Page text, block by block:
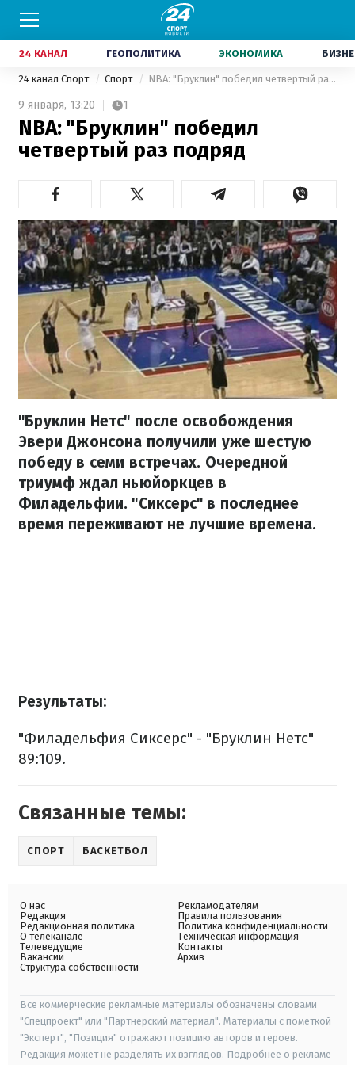
24 КАНАЛ ГЕОПОЛИТИКА ЭКОНОМИКА
24 канал Спорт Спорт NBA: "Бруклин" победил четвертый раз подряд
9 января, 13:20 1
NBA: "Бруклин" победил
четвертый раз подряд
"Бруклин Нетс" после освобождения
Эвери Джонсона получили уже шестую
победу в семи встречах. Очередной
триумф ждал ньюйоркцев в
Филадельфии. "Сиксерс" в последнее
время переживают не лучшие времена.
Результаты:
"Филадельфия Сиксерс" - "Бруклин Нетс"
89:109.
Связанные темы:
СПОРТ БАСКЕТБОЛ
О нас
Редакция
Редакционная политика
О телеканале
Телеведущие
Вакансии
Структура собственности
Рекламодателям
Правила пользования
Политика конфиденциальности
Техническая информация
Контакты
Архив
Все коммерческие рекламные материалы обозначены словами
"Спецпроект" или "Партнерский материал". Материалы с пометкой
"Эксперт", "Позиция" отражают позицию авторов и героев.
Редакция может не разделять их взглядов. Подробнее о рекламе